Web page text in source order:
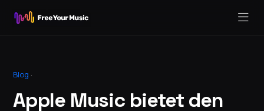
Blog ·
Apple Music bietet den